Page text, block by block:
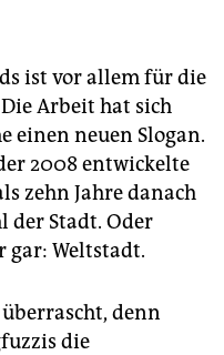
ist vor allem für die
Arbeit hat sich
einen neuen Slogan.
2008 entwickelte
zehn Jahre danach
der Stadt. Oder
gar: Weltstadt.
denn
die